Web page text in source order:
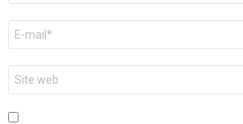
E-
mail
*
Site
web